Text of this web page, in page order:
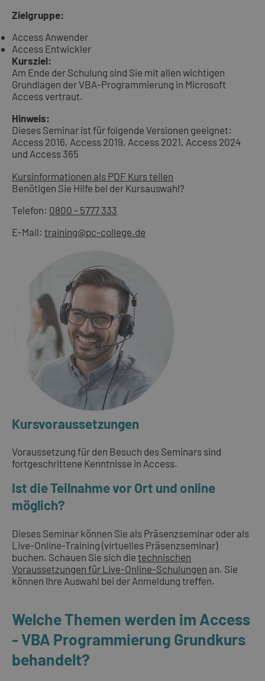
Zielgruppe:
Access Anwender
Access Entwickler
Kursziel:
Am Ende der Schulung sind Sie mit allen wichtigen
Grundlagen der VBA-Programmierung in Microsoft
Access vertraut.
Hinweis:
Dieses Seminar ist für folgende Versionen geeignet:
Access 2016, Access 2019, Access 2021, Access 2024
und Access 365
Kursinformationen als PDF Kurs teilen
Benötigen Sie Hilfe bei der Kursauswahl?
Telefon: 0800 - 5777 333
E-Mail: training@pc-college.de
Kursvoraussetzungen
Voraussetzung für den Besuch des Seminars sind
fortgeschrittene Kenntnisse in Access.
Ist die Teilnahme vor Ort und online
möglich?
Dieses Seminar können Sie als Präsenzseminar oder als
Live-Online-Training (virtuelles Präsenzseminar)
buchen. Schauen Sie sich die technischen
Voraussetzungen für Live-Online-Schulungen an. Sie
können Ihre Auswahl bei der Anmeldung treffen.
Welche Themen werden im Access
- VBA Programmierung Grundkurs
behandelt?